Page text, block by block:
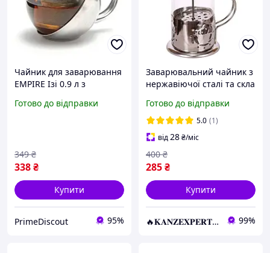
Чайник для заварювання
EMPIRE Ізі 0.9 л з
ситом і кришкою з
Готово до відправки
338₴
349 ₴
Купити
PrimeDiscout 95%
Заварювальний чайник з
нержавіючої сталі та скла
прес із ситечком
Готово до відправки
5.0 (1)
від28₴/міс
285₴
400 ₴
Купити
🔥𝐊𝐀𝐍𝐙𝐄𝐗𝐏𝐄𝐑𝐓.com.ua🔥 99%